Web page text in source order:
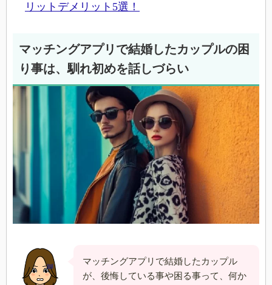
リットデメリット5選！
マッチングアプリで結婚したカップルの困
り事は、馴れ初めを話しづらい
マッチングアプリで結婚したカップル
が、後悔している事や困る事って、何か